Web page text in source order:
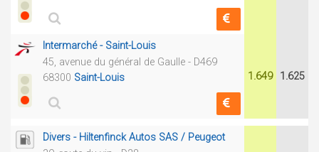
Intermarché - Saint-Louis
45, avenue du général de Gaulle - D469
68300 Saint-Louis 1.649 1.625
Divers - Hiltenfinck Autos SAS / Peugeot